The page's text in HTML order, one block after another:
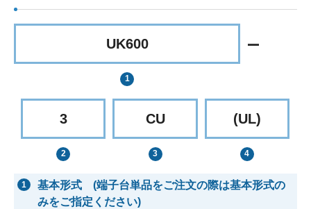
UK600
3 CU (UL)
1
基本形式 (端子台単品をご注文の際は基本形式の
みをご指定ください)